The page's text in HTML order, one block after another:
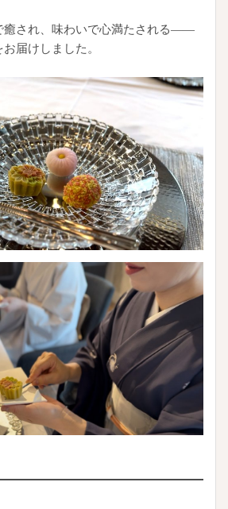
癒され、味わいで心満たされる——
届けしました。